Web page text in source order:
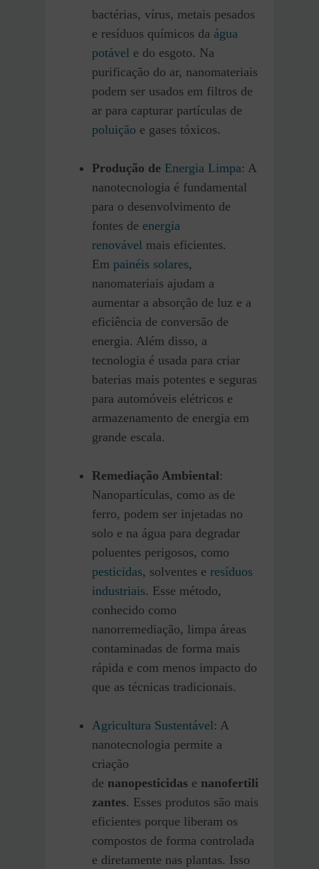
bactérias, vírus, metais pesados
e resíduos químicos da água
potável e do esgoto. Na
purificação do ar, nanomateriais
podem ser usados em filtros de
ar para capturar partículas de
poluição e gases tóxicos.
Produção de Energia Limpa: A
nanotecnologia é fundamental
para o desenvolvimento de
fontes de energia
renovável mais eficientes.
Em painéis solares,
nanomateriais ajudam a
aumentar a absorção de luz e a
eficiência de conversão de
energia. Além disso, a
tecnologia é usada para criar
baterias mais potentes e seguras
para automóveis elétricos e
armazenamento de energia em
grande escala.
Remediação Ambiental:
Nanopartículas, como as de
ferro, podem ser injetadas no
solo e na água para degradar
poluentes perigosos, como
pesticidas, solventes e resíduos
industriais. Esse método,
conhecido como
nanorremediação, limpa áreas
contaminadas de forma mais
rápida e com menos impacto do
que as técnicas tradicionais.
Agricultura Sustentável : A
nanotecnologia permite a
criação
de nanopesticidas e nanofertili
zantes. Esses produtos são mais
eficientes porque liberam os
compostos de forma controlada
e diretamente nas plantas. Isso